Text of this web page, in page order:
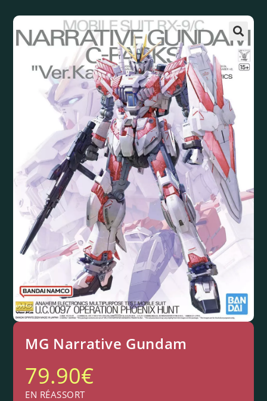
MG Narrative Gundam
79.90€
EN RÉASSORT